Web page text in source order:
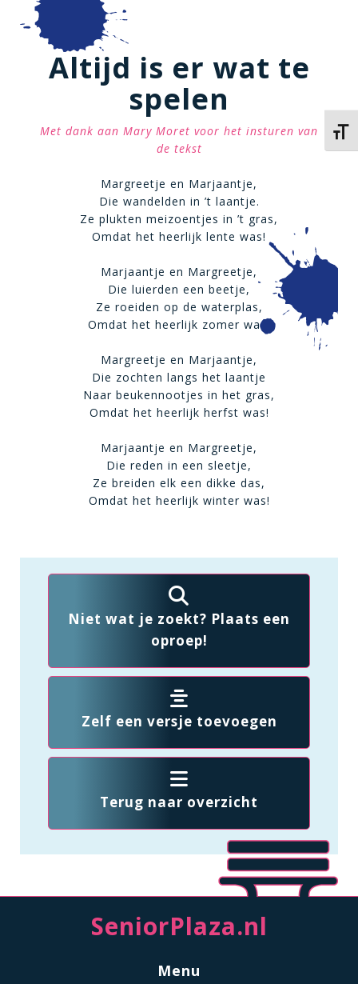
Altijd is er wat te
spelen
Met dank aan Mary Moret voor het insturen van
de tekst
Margreetje en Marjaantje,
Die wandelden in ’t laantje.
Ze plukten meizoentjes in ’t gras,
Omdat het heerlijk lente was!
Marjaantje en Margreetje,
Die luierden een beetje,
Ze roeiden op de waterplas,
Omdat het heerlijk zomer was!
Margreetje en Marjaantje,
Die zochten langs het laantje
Naar beukennootjes in het gras,
Omdat het heerlijk herfst was!
Marjaantje en Margreetje,
Die reden in een sleetje,
Ze breiden elk een dikke das,
Omdat het heerlijk winter was!
Niet wat je zoekt? Plaats een
oproep!
Zelf een versje toevoegen
Terug naar overzicht
SeniorPlaza.nl
Menu